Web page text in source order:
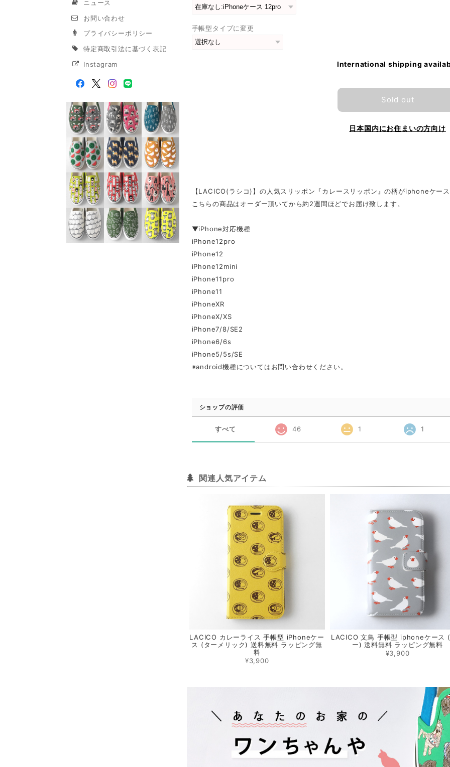
ニュース
お問い合わせ
プライバシーポリシー
特定商取引法に基づく表記
Instagram
手帳型タイプに変更
International shipping
Sold out
日本国内にお住まいの方向け
【LACICO(ラシコ)】の人気スリッポン『カレースリッポン』の柄がiphoneケー
こちらの商品はオーダー頂いてから約2週間ほどでお届け致します。
▼iPhone対応機種
iPhone12pro
iPhone12
iPhone12mini
iPhone11pro
iPhone11
iPhoneXR
iPhoneX/XS
iPhone7/8/SE2
iPhone6/6s
iPhone5/5s/SE
※android機種についてはお問い合わせください。
ショップの評価
すべて 46 1 1
関連人気アイテム
LACICO カレーライス 手帳型 iPhoneケー
ス (ターメリック) 送料無料 ラッピング無
料
¥3,900
LACICO 文鳥 手帳型 iphoneケース
ー) 送料無料 ラッピング無料
¥3,900